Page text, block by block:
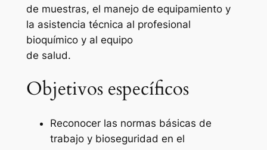
de muestras, el manejo de equipamiento y
la asistencia técnica al profesional
bioquímico y al equipo
de salud.
Objetivos específicos
Reconocer las normas básicas de
trabajo y bioseguridad en el